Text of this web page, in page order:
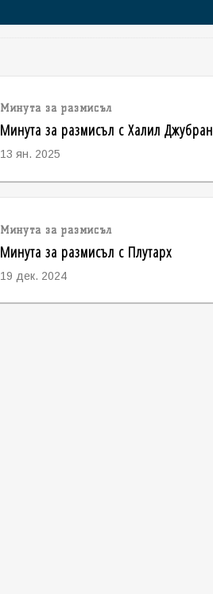
Минута за размисъл
Минута за размисъл с Халил Джубран
13 ян. 2025
Минута за размисъл
Минута за размисъл с Плутарх
19 дек. 2024